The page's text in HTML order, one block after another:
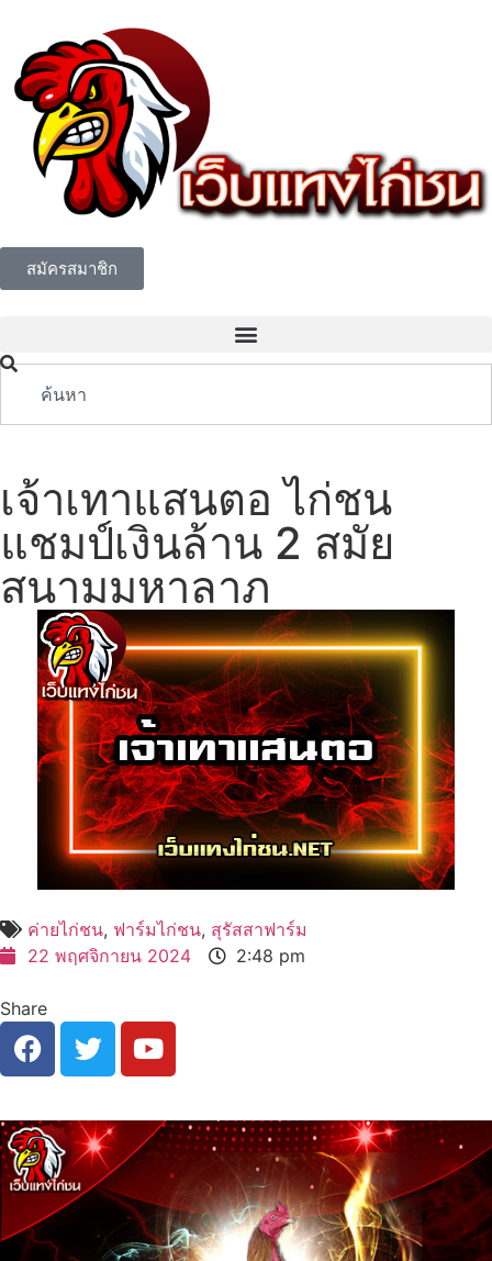
สมัครสมาชิก
เจ้าเทาแสนตอ ไก่ชน
แชมป์เงินล้าน 2 สมัย
สนามมหาลาภ
ค่ายไก่ชน, ฟาร์มไก่ชน, สุรัสสาฟาร์ม
22 พฤศจิกายน 2024
2:48 pm
Share